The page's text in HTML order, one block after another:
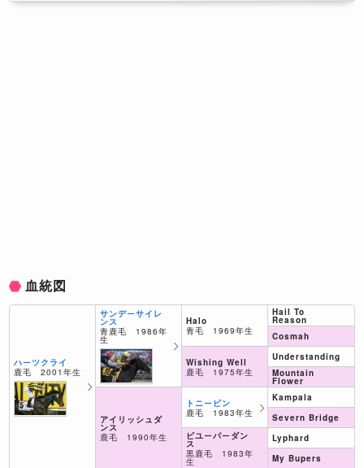
血統図
ハーツクライ
鹿毛 2001年生
サンデーサイレ
ンス
青鹿毛 1986年
生
アイリッシュダ
ンス
鹿毛 1990年生
Halo
青毛 1969年生
Wishing Well
鹿毛 1975年生
トニービン
鹿毛 1983年生
ビユーパーダン
ス
黒鹿毛 1983年
生
Hail To
Reason
Cosmah
Understanding
Mountain
Flower
Kampala
Severn Bridge
Lyphard
My Bupers